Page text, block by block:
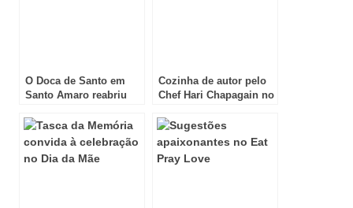
O Doca de Santo em
Santo Amaro reabriu
Cozinha de autor pelo
Chef Hari Chapagain no